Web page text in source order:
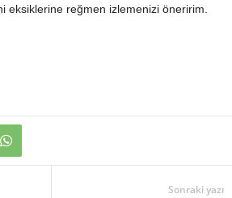
eksiklerine reğmen izlemenizi öneririm.
Sonraki yazı